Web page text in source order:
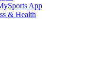
App
& Health